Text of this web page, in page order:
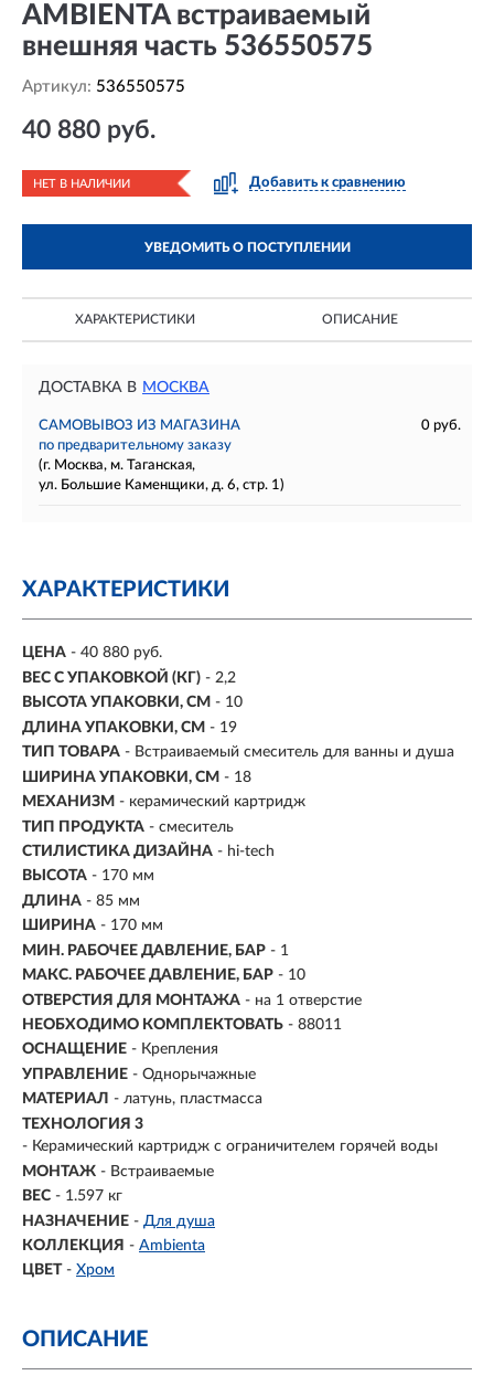
AMBIENTA встраиваемый
внешняя часть 536550575
Артикул: 536550575
40 880 руб.
НЕТ В НАЛИЧИИ Добавить к сравнению
УВЕДОМИТЬ О ПОСТУПЛЕНИИ
ХАРАКТЕРИСТИКИ ОПИСАНИЕ
ДОСТАВКА В МОСКВА
САМОВЫВОЗ ИЗ МАГАЗИНА
0 руб.
по предварительному заказу
(г. Москва, м. Таганская,
ул. Большие Каменщики, д. 6, стр. 1)
ХАРАКТЕРИСТИКИ
ЦЕНА - 40 880 руб.
ВЕС С УПАКОВКОЙ (КГ) - 2,2
ВЫСОТА УПАКОВКИ, СМ - 10
ДЛИНА УПАКОВКИ, СМ - 19
ТИП ТОВАРА - Встраиваемый смеситель для ванны и душа
ШИРИНА УПАКОВКИ, СМ - 18
МЕХАНИЗМ - керамический картридж
ТИП ПРОДУКТА - смеситель
СТИЛИСТИКА ДИЗАЙНА - hi-tech
ВЫСОТА - 170 мм
ДЛИНА - 85 мм
ШИРИНА - 170 мм
МИН. РАБОЧЕЕ ДАВЛЕНИЕ, БАР - 1
МАКС. РАБОЧЕЕ ДАВЛЕНИЕ, БАР - 10
ОТВЕРСТИЯ ДЛЯ МОНТАЖА - на 1 отверстие
НЕОБХОДИМО КОМПЛЕКТОВАТЬ - 88011
ОСНАЩЕНИЕ - Крепления
УПРАВЛЕНИЕ - Однорычажные
МАТЕРИАЛ - латунь, пластмасса
ТЕХНОЛОГИЯ 3
- Керамический картридж с ограничителем горячей воды
МОНТАЖ - Встраиваемые
ВЕС - 1.597 кг
НАЗНАЧЕНИЕ - Для душа
КОЛЛЕКЦИЯ - Ambienta
ЦВЕТ - Хром
ОПИСАНИЕ